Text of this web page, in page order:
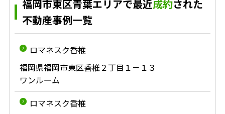
福岡市東区青葉エリアで最近成約された
不動産事例一覧
ロマネスク香椎
福岡県福岡市東区香椎２丁目１－１３
ワンルーム
ロマネスク香椎